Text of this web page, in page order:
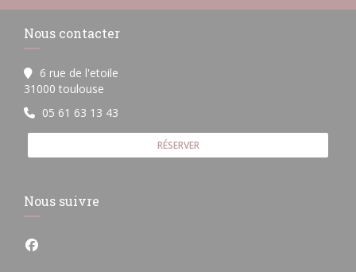
Nous contacter
6 rue de l'etoile
31000 toulouse
05 61 63 13 43
RÉSERVER
Nous suivre
Facebook ((ouvre une nouvelle fenêtre))